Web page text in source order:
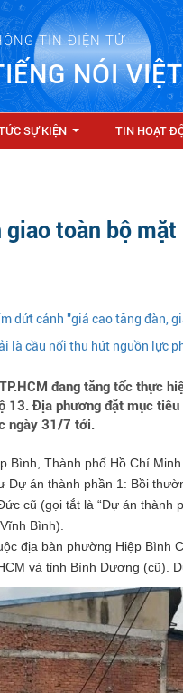
TIN ĐIỆN TỬ
NÓI
SỰ KIỆN TIN HOẠT
giao toàn bộ
dứt cảnh "giá cao tăng đàn,
là cầu nối thu hút nguồn lực
đang tăng tốc thực
13. Địa phương đặt mục
ngày 31/7 tới.
Bình, Thành phố Hồ Chí
Dự án thành phần 1: Bồi
cũ (gọi tắt là “Dự án thành
Bình).
địa bàn phường Hiệp Bình
và tỉnh Bình Dương (cũ).